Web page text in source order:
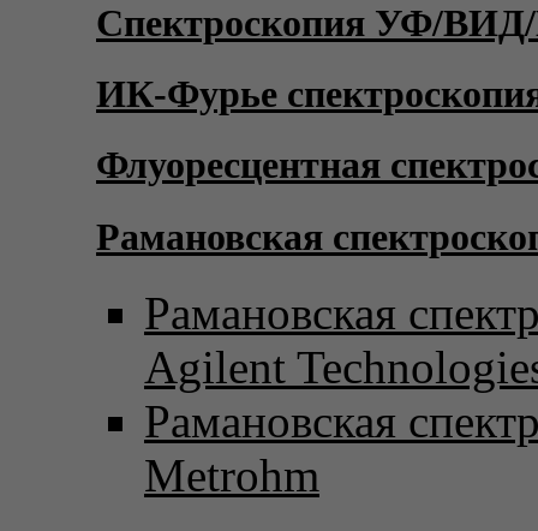
Спектроскопия УФ/
ИК-Фурье
Флуоресцентная
Рамановская
Рамановская
Agilent
Рамановская
Metrohm